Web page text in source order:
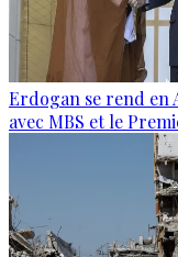
Erdogan se rend en
avec MBS et le